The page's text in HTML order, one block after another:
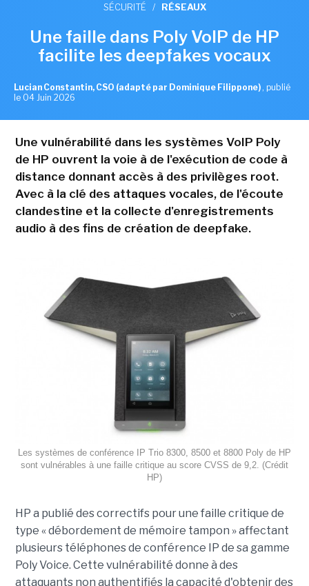
SÉCURITÉ / RÉSEAUX
Une faille dans Poly VoIP de HP
facilite les deepfakes vocaux
Lucian Constantin, CSO (adapté par Dominique Filippone) , publié
le 04 Juin 2026
Une vulnérabilité dans les systèmes VoIP Poly
de HP ouvrent la voie à de l'exécution de code à
distance donnant accès à des privilèges root.
Avec à la clé des attaques vocales, de l'écoute
clandestine et la collecte d'enregistrements
audio à des fins de création de deepfake.
Les systèmes de conférence IP Trio 8300, 8500 et 8800 Poly de HP
sont vulnérables à une faille critique au score CVSS de 9,2. (Crédit
HP)
HP a publié des correctifs pour une faille critique de
type « débordement de mémoire tampon » affectant
plusieurs téléphones de conférence IP de sa gamme
Poly Voice. Cette vulnérabilité donne à des
attaquants non authentifiés la capacité d'obtenir des